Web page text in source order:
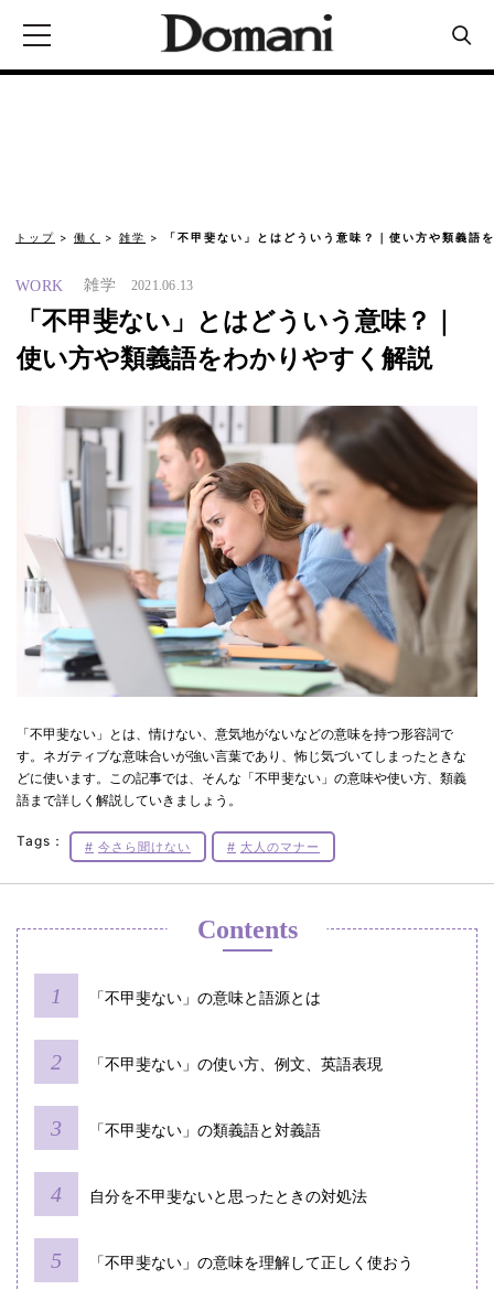
トップ 働く 雑学 「不甲斐ない」とはどういう意味？｜使い方や類義語
WORK 雑学 2021.06.13
「不甲斐ない」とはどういう意味？｜
使い方や類義語をわかりやすく解説
「不甲斐ない」とは、情けない、意気地がないなどの意味を持つ形容詞で
す。ネガティブな意味合いが強い言葉であり、怖じ気づいてしまったときな
どに使います。この記事では、そんな「不甲斐ない」の意味や使い方、類義
語まで詳しく解説していきましょう。
Tags： 今さら聞けない 大人のマナー
Contents
「不甲斐ない」の意味と語源とは
「不甲斐ない」の使い方、例文、英語表現
「不甲斐ない」の類義語と対義語
自分を不甲斐ないと思ったときの対処法
「不甲斐ない」の意味を理解して正しく使おう